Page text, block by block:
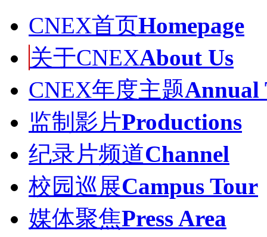
CNEX首页Homepage
关于CNEXAbout Us
CNEX年度主题Annual
监制影片Productions
纪录片频道Channel
校园巡展Campus Tour
媒体聚焦Press Area